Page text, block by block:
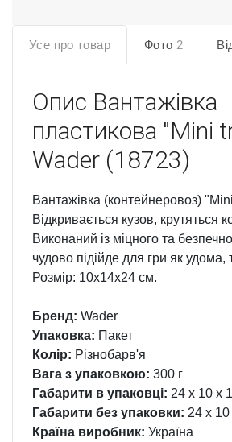
Усе про товар Фото 2
Опис Вантажівка
пластикова "Mini
Wader (18723)
Вантажівка (контейнеровоз)
Відкривається кузов, крутяться
Виконаний із міцного та
чудово підійде для гри як удома,
Розмір: 10х14х24 см.
Бренд: Wader
Упаковка: Пакет
Колір: Різнобарв'я
Вага з упаковкою: 300 г
Габарити в упаковці: 24 x 10 x
Габарити без упаковки: 24 x
Країна виробник: Україна